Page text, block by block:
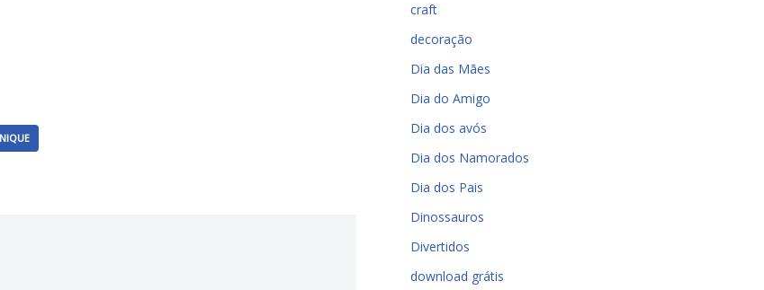
craft
decoração
Dia das Mães
Dia do Amigo
Dia dos avós
Dia dos Namorados
Dia dos Pais
Dinossauros
Divertidos
download grátis